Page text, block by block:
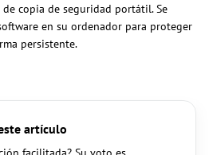
copia de seguridad portátil. Se
en su ordenador para proteger
persistente.
artículo